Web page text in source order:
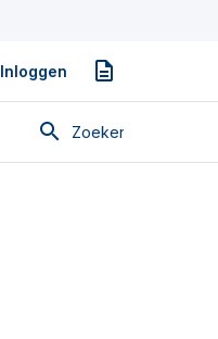
Inloggen Offerte
Zoeken